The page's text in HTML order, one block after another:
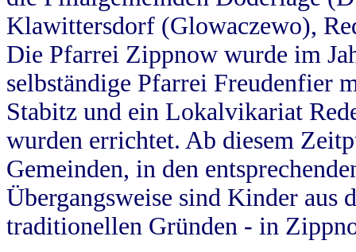
Klawittersdorf (Glowaczewo),
Die Pfarrei Zippnow wurde im
selbständige Pfarrei Freudenfier
Stabitz und ein Lokalvikariat
wurden errichtet. Ab diesem
Gemeinden, in den
Übergangsweise sind Kinder aus
traditionellen Gründen - in